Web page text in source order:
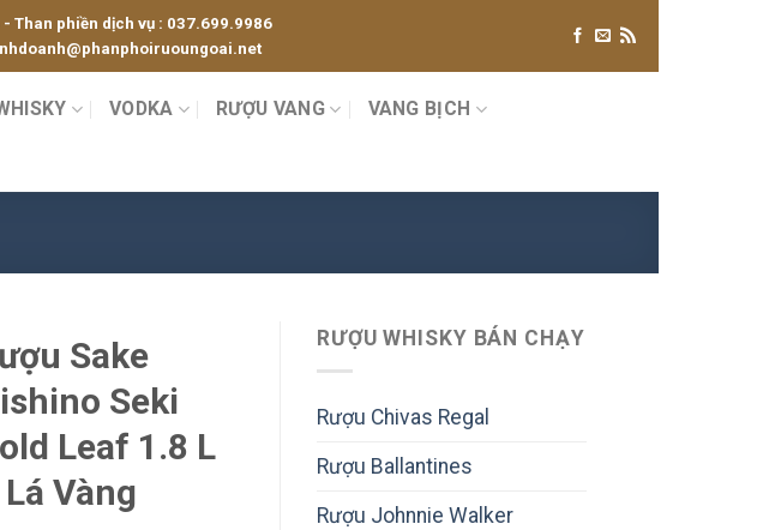
- Than phiền dịch vụ : 037.699.9986
VODKA RƯỢU VANG VANG BỊCH
Sake
Seki
Leaf 1.8 L
Vàng
RƯỢU WHISKY BÁN CHẠY
Rượu Chivas Regal
Rượu Ballantines
Rượu Johnnie Walker